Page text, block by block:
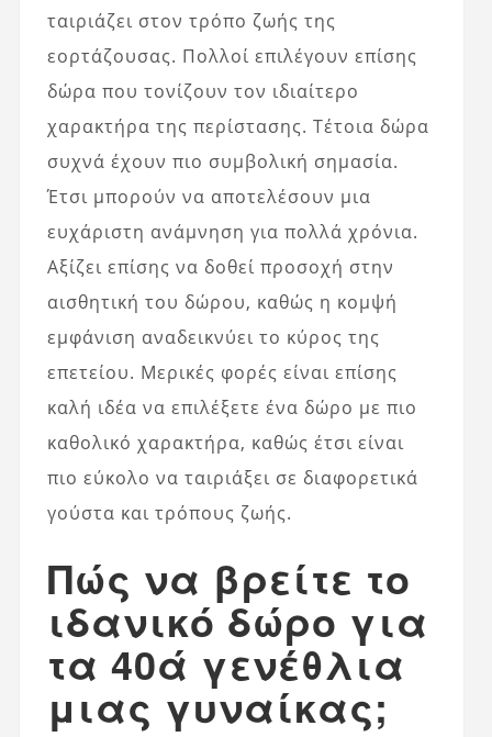
ταιριάζει στον τρόπο ζωής της
εορτάζουσας. Πολλοί επιλέγουν επίσης
δώρα που τονίζουν τον ιδιαίτερο
χαρακτήρα της περίστασης. Τέτοια δώρα
συχνά έχουν πιο συμβολική σημασία.
Έτσι μπορούν να αποτελέσουν μια
ευχάριστη ανάμνηση για πολλά χρόνια.
Αξίζει επίσης να δοθεί προσοχή στην
αισθητική του δώρου, καθώς η κομψή
εμφάνιση αναδεικνύει το κύρος της
επετείου. Μερικές φορές είναι επίσης
καλή ιδέα να επιλέξετε ένα δώρο με πιο
καθολικό χαρακτήρα, καθώς έτσι είναι
πιο εύκολο να ταιριάξει σε διαφορετικά
γούστα και τρόπους ζωής.
Πώς να βρείτε το
ιδανικό δώρο για
τα 40ά γενέθλια
μιας γυναίκας;